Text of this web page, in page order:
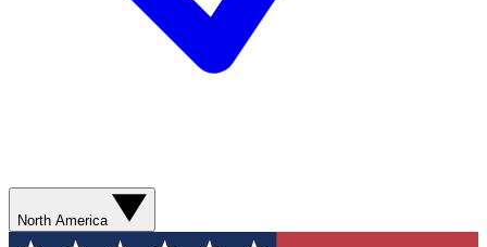
North America